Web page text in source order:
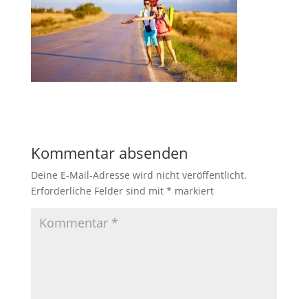
Kommentar absenden
Deine E-Mail-Adresse wird nicht veröffentlicht.
Erforderliche Felder sind mit * markiert